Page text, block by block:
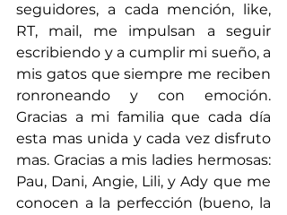
seguidores, a cada mención, like,
RT, mail, me impulsan a seguir
escribiendo y a cumplir mi sueño, a
mis gatos que siempre me reciben
ronroneando y con emoción.
Gracias a mi familia que cada día
esta mas unida y cada vez disfruto
mas. Gracias a mis ladies hermosas:
Pau, Dani, Angie, Lili, y Ady que me
conocen a la perfección (bueno, la